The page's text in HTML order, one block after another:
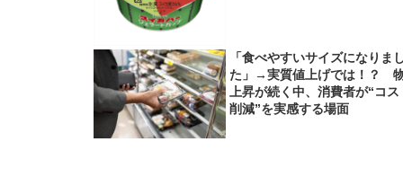
「食べやすいサイズになりま
た」→実質値上げでは！？
上昇が続く中、消費者が“コス
削減”を実感する場面